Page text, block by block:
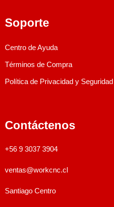
Soporte
Centro de Ayuda
Términos de Compra
Política de Privacidad y Seguridad
Contáctenos
+56 9 3037 3904
ventas@workcnc.cl
Santiago Centro